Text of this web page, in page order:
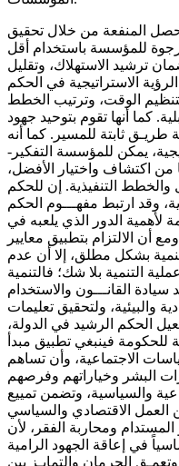
المنفعة من خلال تحقيق
للمؤسسة باستخدام أقل
ترشيد الاستهلاك، وتقليل
الاستراتيجية في الحكم
الوقت، وترتيب الخطط
كما أنها تقوم بتوحيد جهود
ثابتة للمسير. كما أنه
يمكن للمؤسسة التفكير-
اكتشاف واختيار الأفضل،
والخطط التنفيذية. إن للحكم
وقد ارتبط مفهـــوم الحكم
لأهمية الدور الذي يلعبه في
أن الالتزام بتطبيق معايير
بشكل مطلق، إلا أن عدم
التنمية بلا شك؛ فالتنمية
القانـــون والاستخدام
والبيئية، ولتحقيق تعليمات
الحكم الرشيد في الدولة،
للحكومة فينبغي تطبيق مبدأ
الاجتماعية، وأن تساهم
البشر وخياراتهم وفرصهم
والسياسية، وتضمن تمييع
العمل الاقتصادي والسياسي
ومحاربة الفقر، لأن
في إعاقة الجهود الرامية
الحرمان والتمايـز بين